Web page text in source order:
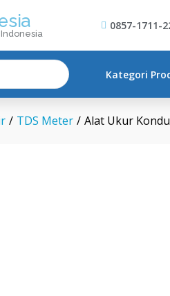
Indonesia
0857-1711-
Kategori
/ TDS Meter / Alat Ukur
dan TDS